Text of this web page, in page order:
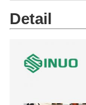
Detail